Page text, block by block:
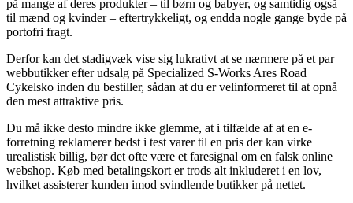
på mange af deres produkter – til børn og babyer, og samtidig også
til mænd og kvinder – eftertrykkeligt, og endda nogle gange byde på
portofri fragt.
Derfor kan det stadigvæk vise sig lukrativt at se nærmere på et par
webbutikker efter udsalg på Specialized S-Works Ares Road
Cykelsko inden du bestiller, sådan at du er velinformeret til at opnå
den mest attraktive pris.
Du må ikke desto mindre ikke glemme, at i tilfælde af at en e-
forretning reklamerer bedst i test varer til en pris der kan virke
urealistisk billig, bør det ofte være et faresignal om en falsk online
webshop. Køb med betalingskort er trods alt inkluderet i en lov,
hvilket assisterer kunden imod svindlende butikker på nettet.